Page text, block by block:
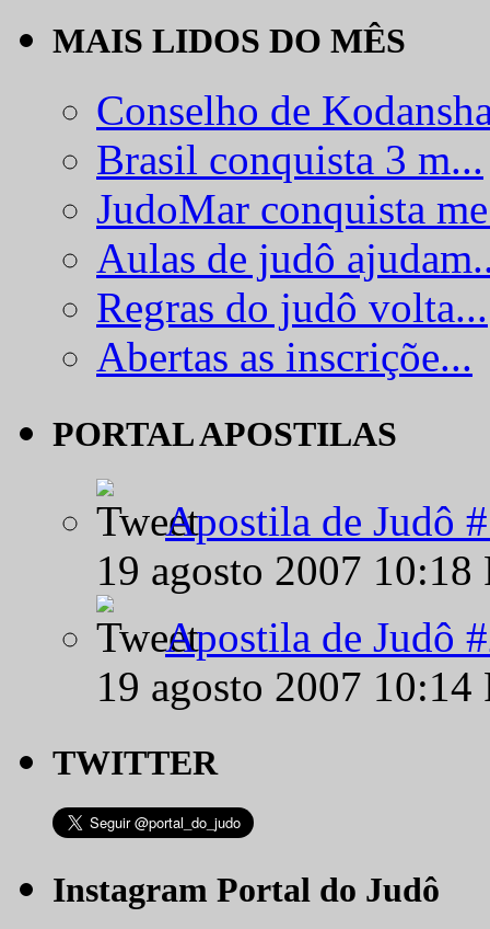
MAIS LIDOS DO MÊS
Conselho de
Brasil conquista 3 m...
JudoMar conquista
Aulas de judô
Regras do judô volta...
Abertas as inscriçõe...
PORTAL APOSTILAS
Apostila de Judô
19 agosto 2007
Apostila de Judô
19 agosto 2007
TWITTER
Instagram Portal do Judô